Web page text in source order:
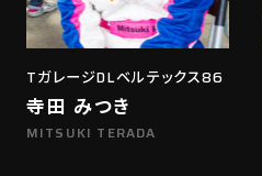
TガレージDLベルテックス86
寺田 みつき
MITSUKI TERADA